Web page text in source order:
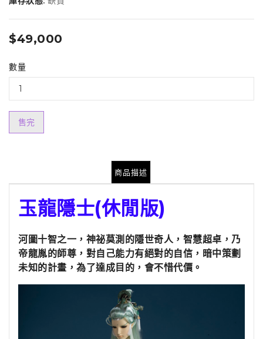
$49,000
數量
售完
商品描述
玉龍隱士(休閒版)
河圖十智之一，神祕莫測的隱世奇人，智慧超卓，乃
帝龍胤的師尊，對自己能力有絕對的自信，暗中策劃
未知的計畫，為了達成目的，會不惜代價。